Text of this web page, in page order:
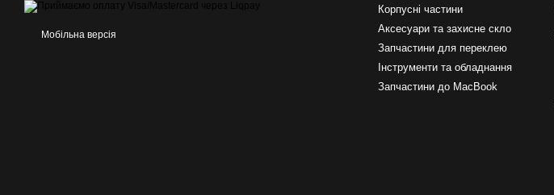
Мобільна версія
Корпусні частини
Аксесуари та захисне скло
Запчастини для переклею
Інструменти та обладнання
Запчастини до MacBook